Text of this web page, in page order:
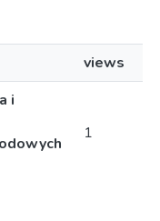
views
i
1